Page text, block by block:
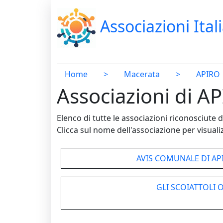
Associazioni
Home > Macerata > APIRO
Associazioni di
Elenco di tutte le associazioni riconosciute
Clicca sul nome dell'associazione per
AVIS COMUNALE DI
GLI SCOIATTOLI